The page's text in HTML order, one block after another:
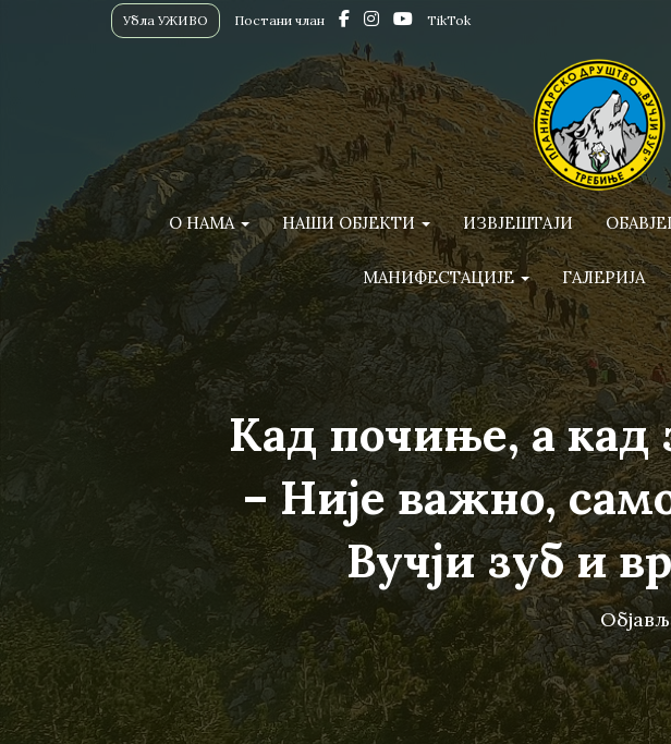
Убла УЖИВО Постани члан TikTok
О НАМА НАШИ ОБЈЕКТИ ИЗВЈЕШТАЈИ
МАНИФЕСТАЦИЈЕ ГАЛЕРИЈА
Кад почиње, а
– Није важно,
Вучји зуб и